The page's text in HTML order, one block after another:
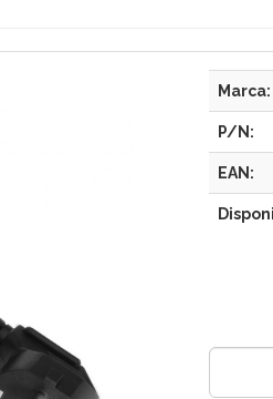
Marca:
P/N:
EAN: